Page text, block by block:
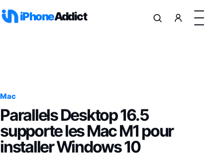
iPhoneAddict
Mac
Parallels Desktop 16.5
supporte les Mac M1 pour
installer Windows 10